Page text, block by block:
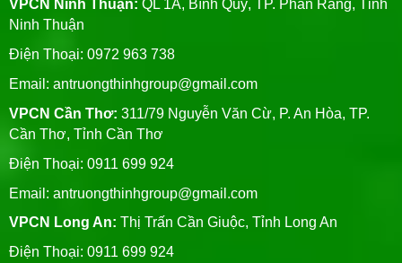
VPCN Ninh Thuận: QL 1A, Bình Quý, TP. Phan Rang, Tỉnh
Ninh Thuận
Điện Thoại: 0972 963 738
Email: antruongthinhgroup@gmail.com
VPCN Cần Thơ: 311/79 Nguyễn Văn Cừ, P. An Hòa, TP.
Cần Thơ, Tỉnh Cần Thơ
Điện Thoại: 0911 699 924
Email: antruongthinhgroup@gmail.com
VPCN Long An: Thị Trấn Cần Giuộc, Tỉnh Long An
Điện Thoại: 0911 699 924